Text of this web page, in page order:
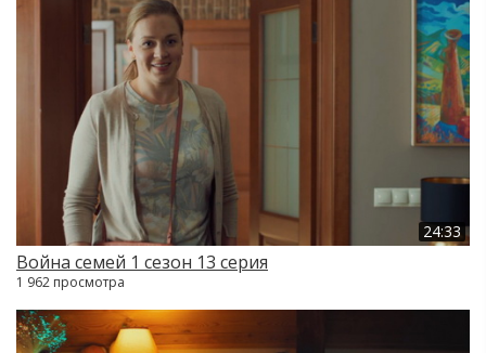
24:33
Война семей 1 сезон 13 серия
1 962 просмотра